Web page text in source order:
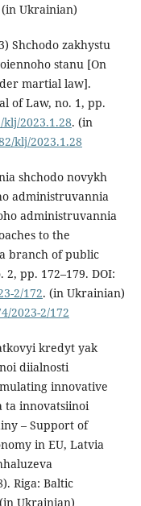
Ukrainian)
Shchodo zakhystu
stanu [On
martial law].
of Law, no. 1, pp.
2023.1.28. (in
klj/2023.1.28
shchodo novykh
administruvannia
administruvannia
to the
branch of public
pp. 172–179. DOI:
2/172. (in Ukrainian)
2023-2/172
kredyt yak
diialnosti
innovative
ta innovatsiinoi
– Support of
in EU, Latvia
Riga: Baltic
Ukrainian)